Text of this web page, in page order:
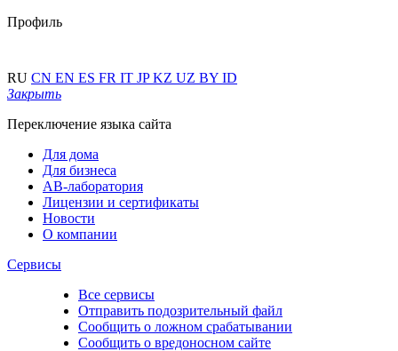
Профиль
RU CN EN ES FR IT JPKZ UZ BY ID
Закрыть
Переключение языка сайта
Для дома
Для бизнеса
АВ-лаборатория
Лицензии и сертификаты
Новости
О компании
Сервисы
Все сервисы
Отправить подозрительный файл
Сообщить о ложном срабатывании
Сообщить о вредоносном сайте